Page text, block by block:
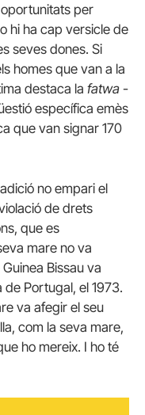
per
hi ha cap versicle de
seves dones. Si
homes que van a la
destaca la fatwa -
específica emès
que van signar 170
no empari el
de drets
que es
mare no va
Bissau va
Portugal, el 1973.
va afegir el seu
com la seva mare,
ho mereix. I ho té